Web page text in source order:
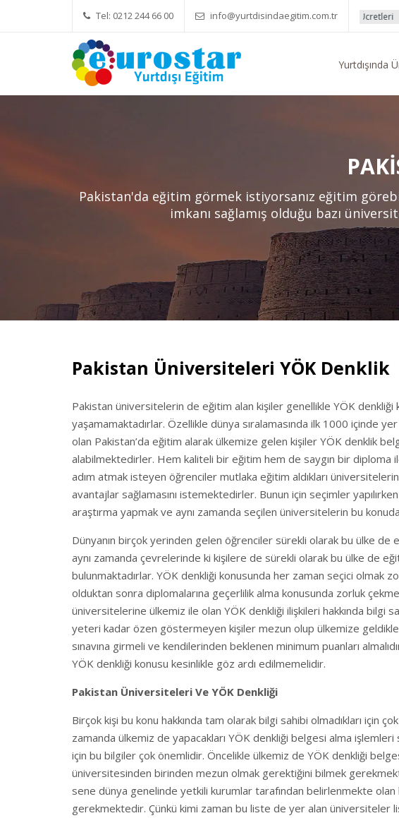
Tel: 0212 244 66 00 info@yurtdisindaegitim.com.tr
Yök Denkliği Önemli Eğitim Ücretleri Hizmetlerimiz
Yurtdışında
Pakistan'da eğitim görmek istiyorsanız eğitim
imkanı sağlamış olduğu bazı
Pakistan Üniversiteleri YÖK Denklik
Pakistan üniversitelerin de eğitim alan kişiler genellikle YÖK denkliği
yaşamamaktadırlar. Özellikle dünya sıralamasında ilk 1000 içinde
olan Pakistan’da eğitim alarak ülkemize gelen kişiler YÖK denklik
alabilmektedirler. Hem kaliteli bir eğitim hem de saygın bir diploma
adım atmak isteyen öğrenciler mutlaka eğitim aldıkları
avantajlar sağlamasını istemektedirler. Bunun için seçimler yapılırken
araştırma yapmak ve aynı zamanda seçilen üniversitelerin bu
Dünyanın birçok yerinden gelen öğrenciler sürekli olarak bu ülke de
aynı zamanda çevrelerinde ki kişilere de sürekli olarak bu ülke de
bulunmaktadırlar. YÖK denkliği konusunda her zaman seçici olmak
olduktan sonra diplomalarına geçerlilik alma konusunda zorluk
üniversitelerine ülkemiz ile olan YÖK denkliği ilişkileri hakkında bilgi
yeteri kadar özen göstermeyen kişiler mezun olup ülkemize
sınavına girmeli ve kendilerinden beklenen minimum puanları
YÖK denkliği konusu kesinlikle göz ardı edilmemelidir.
Pakistan Üniversiteleri Ve YÖK Denkliği
Birçok kişi bu konu hakkında tam olarak bilgi sahibi olmadıkları için
zamanda ülkemiz de yapacakları YÖK denkliği belgesi alma
için bu bilgiler çok önemlidir. Öncelikle ülkemiz de YÖK denkliği
üniversitesinden birinden mezun olmak gerektiğini bilmek
sene dünya genelinde yetkili kurumlar tarafından belirlenmekte
gerekmektedir. Çünkü kimi zaman bu liste de yer alan üniversiteler